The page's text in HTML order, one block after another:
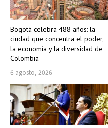
Bogotá celebra 488 años: la
ciudad que concentra el poder,
la economía y la diversidad de
Colombia
6 agosto, 2026